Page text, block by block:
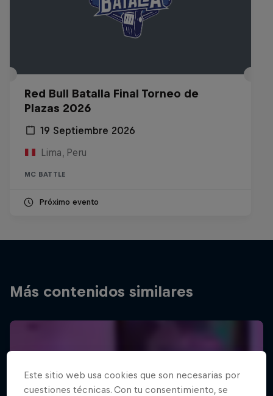
Red Bull Batalla Final Torneo de
Plazas 2026
19 Septiembre 2026
Lima, Peru
MC BATTLE
Próximo evento
Más contenidos similares
Este sitio web usa cookies que son necesarias por
cuestiones técnicas. Con tu consentimiento, se